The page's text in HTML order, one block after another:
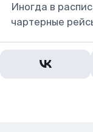
Иногда в
чартерные